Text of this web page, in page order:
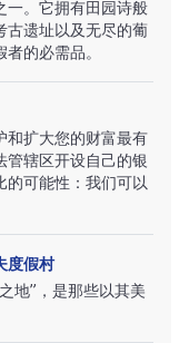
一。它拥有田园诗般
古遗址以及无尽的葡
的必需品。
和扩大您的财富最有
管辖区开设自己的银
的可能性：我们可以
度假村
地”，是那些以其美